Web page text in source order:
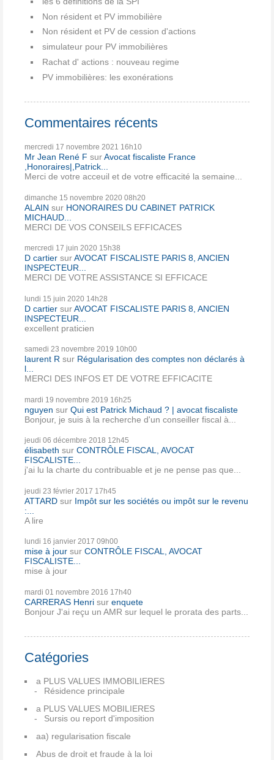
Non résident et PV immobilière
Non résident et PV de cession d'actions
simulateur pour PV immobilières
Rachat d' actions : nouveau regime
PV immobilières: les exonérations
Commentaires récents
mercredi 17 novembre 2021 16h10
Mr Jean René F surAvocat fiscaliste France
,Honoraires|,Patrick...
Merci de votre acceuil et de votre efficacité la semaine...
dimanche 15 novembre 2020 08h20
ALAIN sur HONORAIRES DU CABINET PATRICK
MICHAUD...
MERCI DE VOS CONSEILS EFFICACES
mercredi 17 juin 2020 15h38
D cartier surAVOCAT FISCALISTE PARIS 8, ANCIEN
INSPECTEUR...
MERCI DE VOTRE ASSISTANCE SI EFFICACE
lundi 15 juin 2020 14h28
D cartier surAVOCAT FISCALISTE PARIS 8, ANCIEN
INSPECTEUR...
excellent praticien
samedi 23 novembre 2019 10h00
laurent R sur Régularisation des comptes non déclarés à
l...
MERCI DES INFOS ET DE VOTRE EFFICACITE
mardi 19 novembre 2019 16h25
nguyen sur Qui est Patrick Michaud ? | avocat fiscaliste
Bonjour, je suis à la recherche d'un conseiller fiscal à...
jeudi 06 décembre 2018 12h45
élisabeth sur CONTRÔLE FISCAL, AVOCAT
FISCALISTE...
j'ai lu la charte du contribuable et je ne pense pas que...
jeudi 23 février 2017 17h45
ATTARD sur Impôt sur les sociétés ou impôt sur le revenu
:...
A lire
lundi 16 janvier 2017 09h00
mise à jour sur CONTRÔLE FISCAL, AVOCAT
FISCALISTE...
mise à jour
mardi 01 novembre 2016 17h40
CARRERAS Henri sur enquete
Bonjour J'ai reçu un AMR sur lequel le prorata des parts...
Catégories
a PLUS VALUES IMMOBILIERES
Résidence principale
a PLUS VALUES MOBILIERES
Sursis ou report d'imposition
aa) regularisation fiscale
Abus de droit et fraude à la loi